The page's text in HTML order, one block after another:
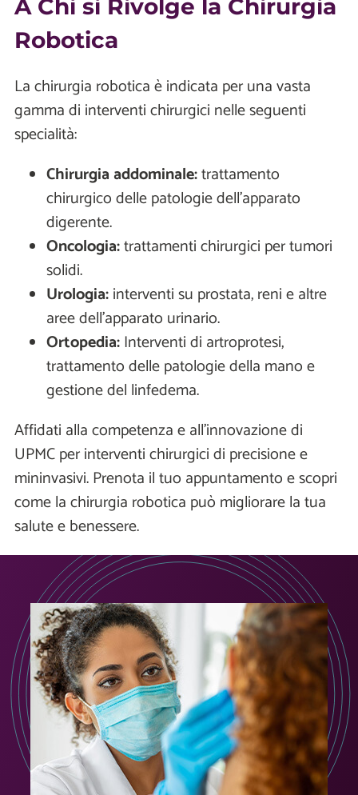
A Chi si Rivolge la Chirurgia
Robotica
La chirurgia robotica è indicata per una vasta
gamma di interventi chirurgici nelle seguenti
specialità:
Chirurgia addominale:trattamento
chirurgico delle patologie dell’apparato
digerente.
Oncologia:trattamenti chirurgici per tumori
solidi.
Urologia:interventi su prostata, reni e altre
aree dell'apparato urinario.
Ortopedia:Interventi di artroprotesi,
trattamento delle patologie della mano e
gestione del linfedema.
Affidati alla competenza e all'innovazione di
UPMC per interventi chirurgici di precisione e
mininvasivi. Prenota il tuo appuntamento e scopri
come la chirurgia robotica può migliorare la tua
salute e benessere.